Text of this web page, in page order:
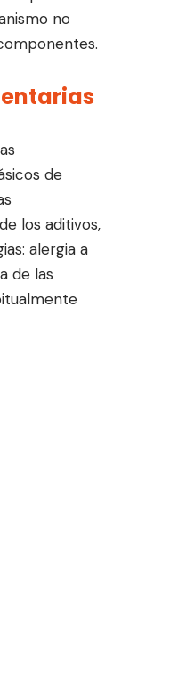
no
de
los aditivos,
alergia a
de las